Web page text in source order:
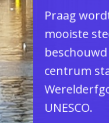
Praag
mooiste
centrum
UNESCO.